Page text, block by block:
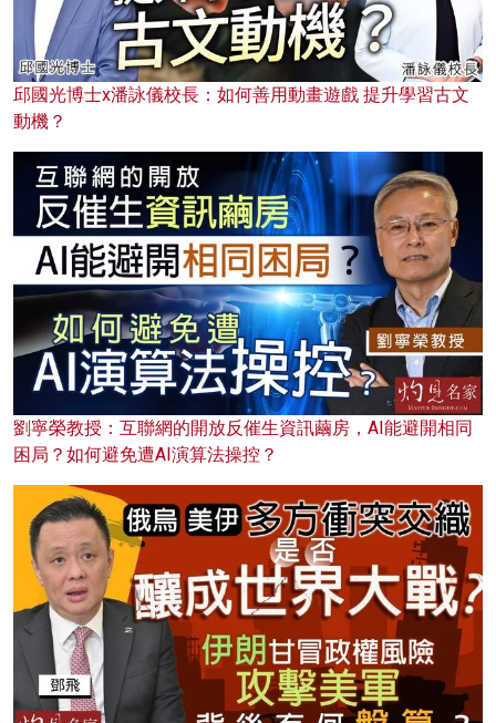
邱國光博士x潘詠儀校長：如何善用動畫遊戲 提升學習古文
動機？
劉寧榮教授：互聯網的開放反催生資訊繭房，AI能避開相同
困局？如何避免遭AI演算法操控？